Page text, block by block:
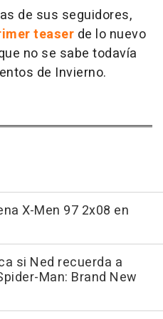
de sus seguidores,
teaser de lo nuevo
no se sabe todavía
de Invierno.
X-Men 97 2x08 en
si Ned recuerda a
Man: Brand New